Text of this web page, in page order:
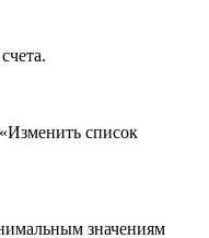
список
значениям